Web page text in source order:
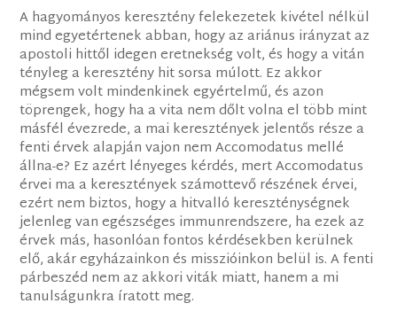
A hagyományos keresztény felekezetek kivétel nélkül
mind egyetértenek abban, hogy az ariánus irányzat az
apostoli hittől idegen eretnekség volt, és hogy a vitán
tényleg a keresztény hit sorsa múlott. Ez akkor
mégsem volt mindenkinek egyértelmű, és azon
töprengek, hogy ha a vita nem dőlt volna el több mint
másfél évezrede, a mai keresztények jelentős része a
fenti érvek alapján vajon nem Accomodatus mellé
állna-e? Ez azért lényeges kérdés, mert Accomodatus
érvei ma a keresztények számottevő részének érvei,
ezért nem biztos, hogy a hitvalló kereszténységnek
jelenleg van egészséges immunrendszere, ha ezek az
érvek más, hasonlóan fontos kérdésekben kerülnek
elő, akár egyházainkon és misszióinkon belül is. A fenti
párbeszéd nem az akkori viták miatt, hanem a mi
tanulságunkra íratott meg.